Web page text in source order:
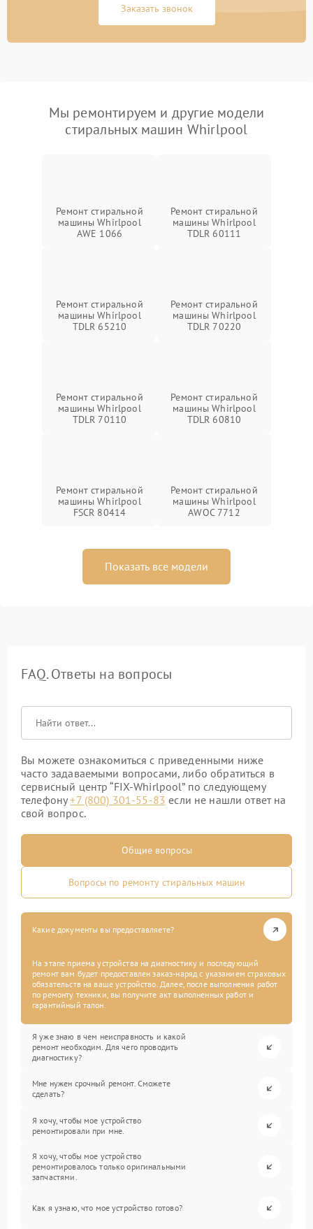
Заказать звонок
Мы ремонтируем и другие модели
стиральных машин Whirlpool
Ремонт стиральной
машины Whirlpool
AWE 1066
Ремонт стиральной
машины Whirlpool
TDLR 60111
Ремонт стиральной
машины Whirlpool
TDLR 65210
Ремонт стиральной
машины Whirlpool
TDLR 70220
Ремонт стиральной
машины Whirlpool
TDLR 70110
Ремонт стиральной
машины Whirlpool
TDLR 60810
Ремонт стиральной
машины Whirlpool
FSCR 80414
Ремонт стиральной
машины Whirlpool
AWOC 7712
Показать все модели
FAQ. Ответы на вопросы
Вы можете ознакомиться с приведенными ниже
часто задаваемыми вопросами, либо обратиться в
сервисный центр “FIX-Whirlpool” по следующему
телефону+7 (800) 301-55-83 если не нашли ответ на
свой вопрос.
Общие вопросы
Вопросы по ремонту стиральных машин
Какие документы вы предоставляете?
На этапе приема устройства на диагностику и последующий
ремонт вам будет предоставлен заказ-наряд с указанием страховых
обязательств на ваше устройство. Далее, после выполнения работ
по ремонту техники, вы получите акт выполненных работ и
гарантийный талон.
Я уже знаю в чем неисправность и какой
ремонт необходим. Для чего проводить
диагностику?
Мне нужен срочный ремонт. Сможете
сделать?
Я хочу, чтобы мое устройство
ремонтировали при мне.
Я хочу, чтобы мое устройство
ремонтировалось только оригинальными
запчастями.
Как я узнаю, что мое устройство готово?